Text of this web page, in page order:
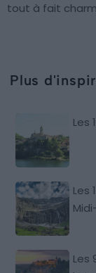
tout à fait
Plus
Les
Les
Les